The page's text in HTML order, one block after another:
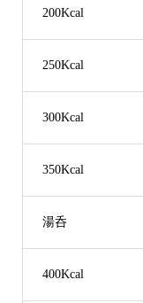
200Kcal
250Kcal
300Kcal
350Kcal
湯呑
400Kcal